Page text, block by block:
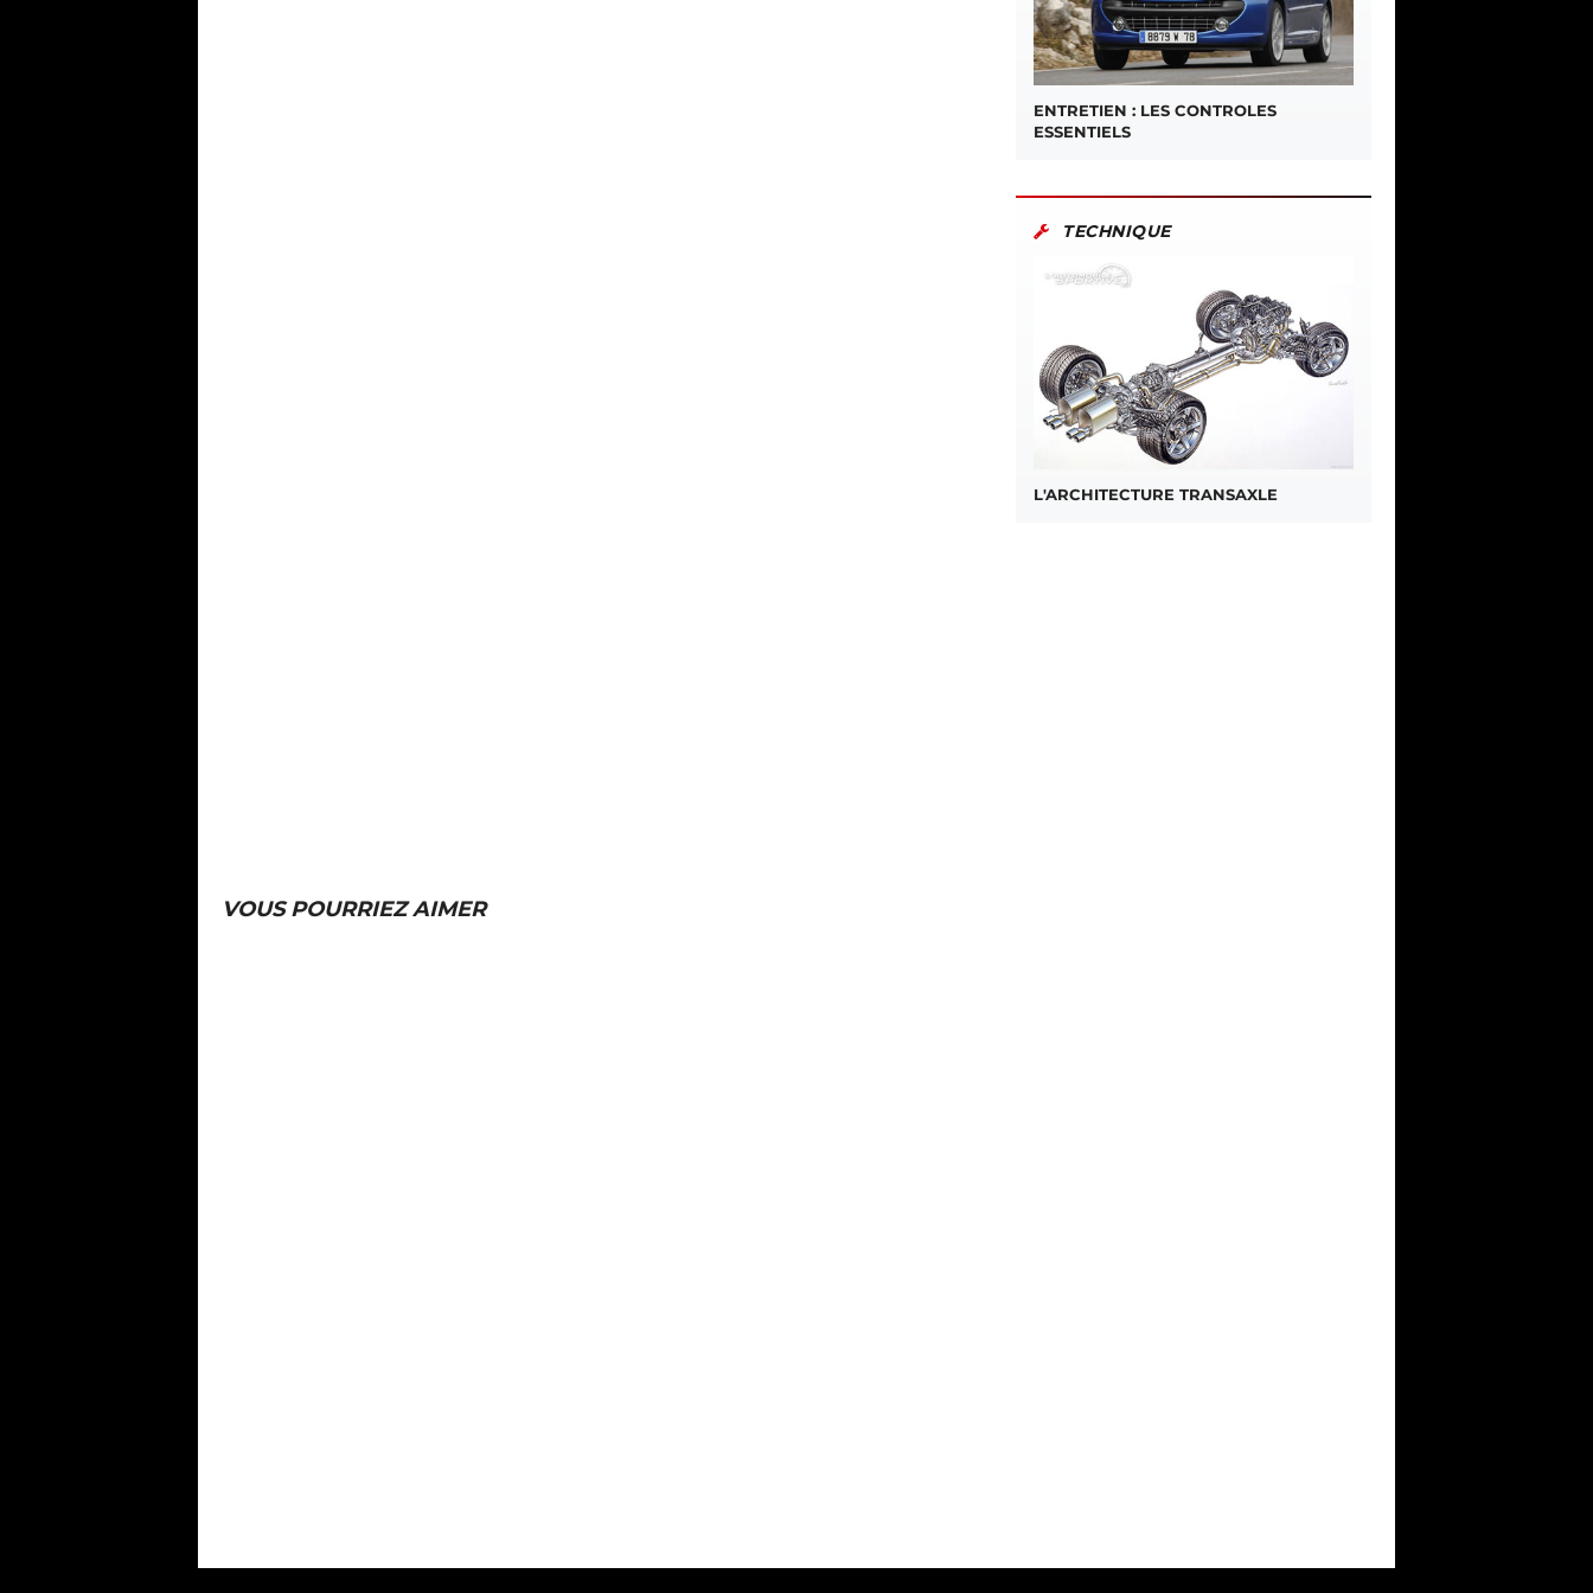
ENTRETIEN : LES CONTROLES
ESSENTIELS
TECHNIQUE
L'ARCHITECTURE TRANSAXLE
VOUS POURRIEZ AIMER